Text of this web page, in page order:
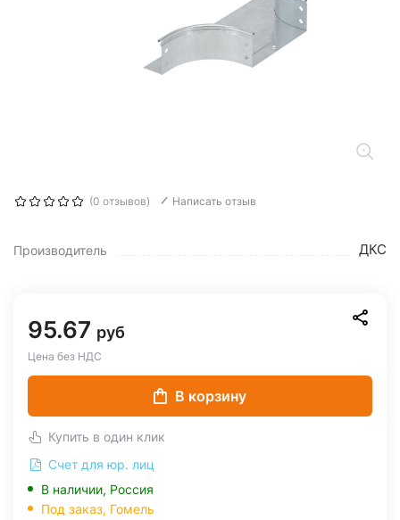
(0 отзывов) Написать отзыв
Производитель ДКС
95.67 руб
Цена без НДС
В корзину
Купить в один клик
Счет для юр. лиц
В наличии, Россия
Под заказ, Гомель